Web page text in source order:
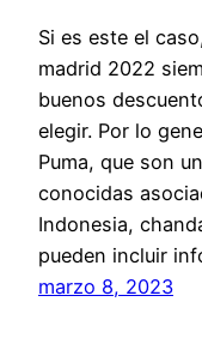
Si es este el
madrid 2022
buenos
elegir. Por lo
Puma, que son
conocidas
Indonesia,
pueden incluir
marzo 8, 2023